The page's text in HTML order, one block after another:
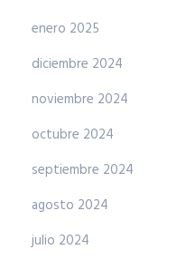
enero 2025
diciembre 2024
noviembre 2024
octubre 2024
septiembre 2024
agosto 2024
julio 2024